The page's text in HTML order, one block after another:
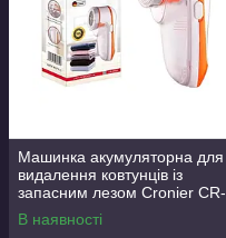
Машинка акумуляторна для
видалення ковтунців із
запасним лезом Cronier CR-
208A 5 Вт Білий/
Жовтогарячий
В наявності